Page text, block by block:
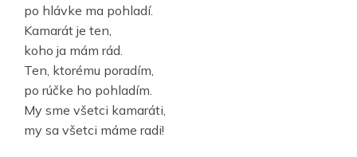
po hlávke ma pohladí.
Kamarát je ten,
koho ja mám rád.
Ten, ktorému poradím,
po rúčke ho pohladím.
My sme všetci kamaráti,
my sa všetci máme radi!